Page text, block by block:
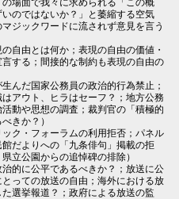
のではないか？」と萎縮する空気
ジックワードに流されず意見を言う
自由とは何か；表現の自由の価値・
する；間接的な制約も表現の自由の
んだ国家公務員の政治的行為禁止；
アウト、ヒラはセーフ？；地方公務
動や思想の調査；裁判官の「積極的
きか？）
ク・フォーラムの利用拒否；パネル
だよりへの「九条俳句」掲載の拒
立公園からの追悼碑の排除）
的に公平であるべきか？；放送に公
っての放送の自由；海外における放
選挙報道？；政府による放送の監